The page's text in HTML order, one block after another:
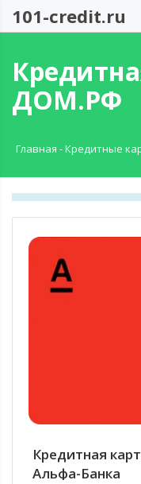
101-credit.ru
ДОМ.РФ
Главная -Кредитные
Кредитная
Альфа-Банка